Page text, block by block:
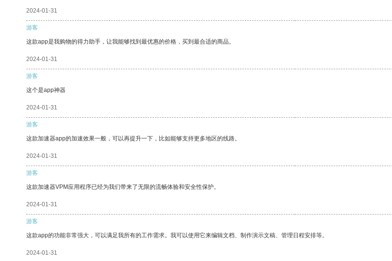
2024-01-31
游客
这款app是我购物的得力助手，让我能够找到最优惠的价格，买到最合适的商品。
2024-01-31
游客
这个是app神器
2024-01-31
游客
这款加速器app的加速效果一般，可以再提升一下，比如能够支持更多地区的线路。
2024-01-31
游客
这款加速器VPM应用程序已经为我们带来了无限的流畅体验和安全性保护。
2024-01-31
游客
这款app的功能非常强大，可以满足我所有的工作需求。我可以使用它来编辑文档、制作演示文稿、管理日程安排等。
2024-01-31